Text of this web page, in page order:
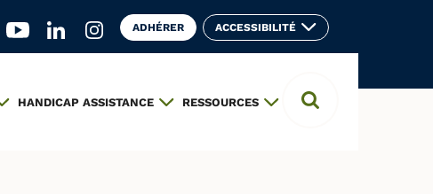
sur le réseau social Facebook (ouvre un nouvel
Aller sur le réseau social YouTube (ouvre un nouvel
Aller sur le réseau social Linkedin (ouvre un
Aller sur le réseau social Instagram (ouvre
ADHÉRER ACCESSIBILITÉ
HANDICAP ASSISTANCE RESSOURCES
Ouvrir la barre